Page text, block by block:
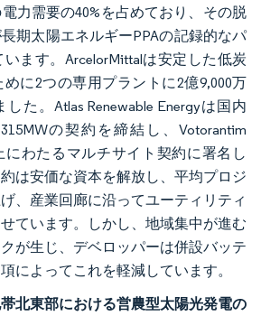
力需要の40%を占めており、その脱
期太陽エネルギーPPAの記録的なパ
ます。ArcelorMittalは安定した低炭
に2つの専用プラントに2億9,000万
た。Atlas Renewable Energyは国内
の契約を締結し、Votorantim
にわたるマルチサイト契約に署名し
は安価な資本を解放し、平均プロジ
、産業回廊に沿ってユーティリティ
ています。しかし、地域集中が進む
が生じ、デベロッパーは併設バッテ
によってこれを軽減しています。
北東部における営農型太陽光発電の